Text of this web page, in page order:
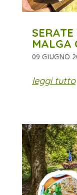
MALGA
09 GIUGNO
leggi tutto